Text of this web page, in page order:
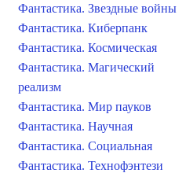
Фантастика. Звездные войны
Фантастика. Киберпанк
Фантастика. Космическая
Фантастика. Магический
реализм
Фантастика. Мир пауков
Фантастика. Научная
Фантастика. Социальная
Фантастика. Технофэнтези